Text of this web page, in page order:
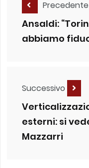
Precedente
Ansaldi:
abbiamo
Successivo
esterni: si
Mazzarri